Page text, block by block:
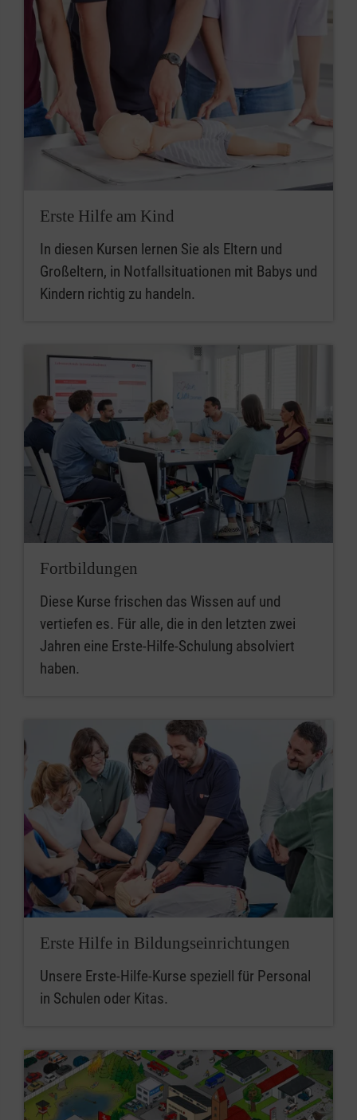
Erste Hilfe am Kind
In diesen Kursen lernen Sie als Eltern und
Großeltern, in Notfallsituationen mit Babys und
Kindern richtig zu handeln.
Fortbildungen
Diese Kurse frischen das Wissen auf und
vertiefen es. Für alle, die in den letzten zwei
Jahren eine Erste-Hilfe-Schulung absolviert
haben.
Erste Hilfe in Bildungseinrichtungen
Unsere Erste-Hilfe-Kurse speziell für Personal
in Schulen oder Kitas.